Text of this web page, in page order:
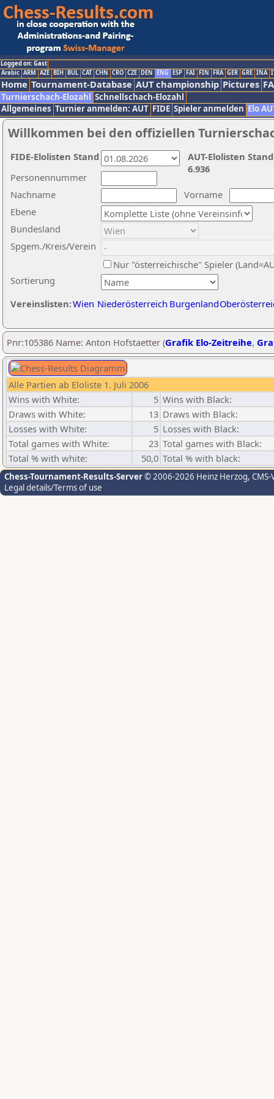
Logged on: Gast
Arabic ARM AZE BIH BUL CAT CHN CRO CZE DEN ENG ESP FAI FIN FRA GER GRE INA
Home Tournament-Database AUT championship Pictures
Turnierschach-Elozahl Schnellschach-Elozahl
Allgemeines Turnier anmelden: AUT FIDE Spieler anmelden Elo
Willkommen bei den offiziellen
Nachname
Vorname
Ebene
Sortierung
Personennummer
Bundesland
Spgem./Kreis/Verein
Nur "österreichische" Spieler
Vereinslisten:Wien Niederösterreich Burgenland
AUT-Elolisten
6.936
FIDE-Elolisten Stand
Pnr:105386 Name: Anton Hofstaetter (Grafik Elo-Zeitreihe,
Alle Partien ab Eloliste 1. Juli 2006
Wins with White:
5 Wins with Black:
Draws with White:
13 Draws with Black:
Losses with White:
5 Losses with Black:
Total games with White:
23 Total games with Black:
Total % with white:
50,0 Total % with black:
Chess-Tournament-Results-Server© 2006-2026 Heinz Herzog,
Legal details/Terms of use